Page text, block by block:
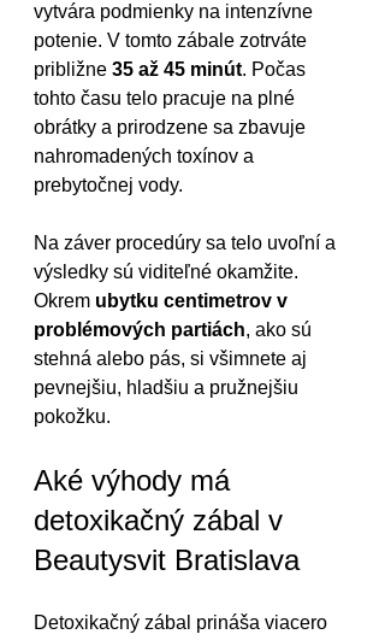
vytvára podmienky na intenzívne
potenie. V tomto zábale zotrváte
približne 35 až 45 minút. Počas
tohto času telo pracuje na plné
obrátky a prirodzene sa zbavuje
nahromadených toxínov a
prebytočnej vody.
Na záver procedúry sa telo uvoľní a
výsledky sú viditeľné okamžite.
Okrem ubytku centimetrov v
problémových partiách, ako sú
stehná alebo pás, si všimnete aj
pevnejšiu, hladšiu a pružnejšiu
pokožku.
Aké výhody má
detoxikačný zábal v
Beautysvit Bratislava
Detoxikačný zábal prináša viacero